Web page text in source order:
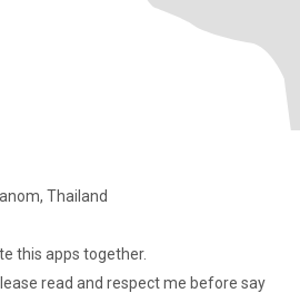
Thailand
this apps together.
read and respect me before say